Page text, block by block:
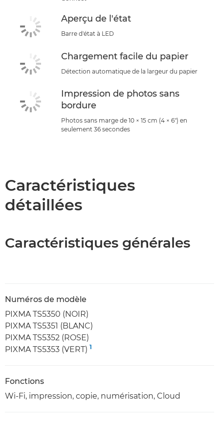
Aperçu de l'état
Barre d'état à LED
Chargement facile du papier
Détection automatique de la largeur du papier
Impression de photos sans
bordure
Photos sans marge de 10 × 15 cm (4 × 6") en
seulement 36 secondes
Caractéristiques
détaillées
Caractéristiques générales
Numéros de modèle
PIXMA TS5350 (NOIR)
PIXMA TS5351 (BLANC)
PIXMA TS5352 (ROSE)
PIXMA TS5353 (VERT) 1
Fonctions
Wi-Fi, impression, copie, numérisation, Cloud